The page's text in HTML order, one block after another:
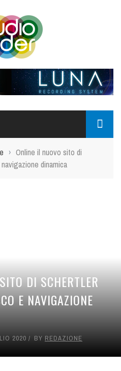
› Online il nuovo sito di
dinamica
DI SCHERTLER
E NAVIGAZIONE
2020 BY REDAZIONE